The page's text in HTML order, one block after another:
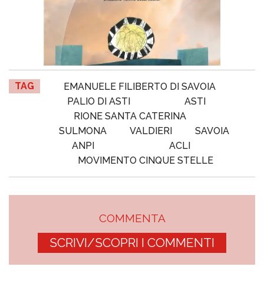
TAG
EMANUELE FILIBERTO DI SAVOIA
PALIO DI ASTI
ASTI
RIONE SANTA CATERINA
SULMONA
VALDIERI
SAVOIA
ANPI
ACLI
MOVIMENTO CINQUE STELLE
COMMENTA
SCRIVI/SCOPRI I COMMENTI